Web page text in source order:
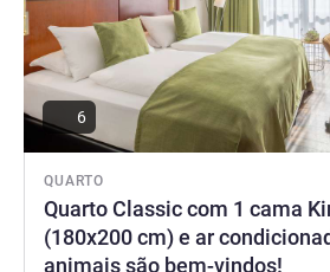
QUARTO
Quarto Classic com 1 cama
(180x200 cm) e ar
animais são bem-vindos!
6